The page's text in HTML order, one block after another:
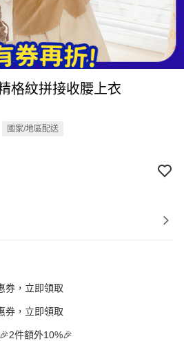
格紋拼接收腰上衣
國家/地區配送
券，立即領取
券，立即領取
件額外10%🎉